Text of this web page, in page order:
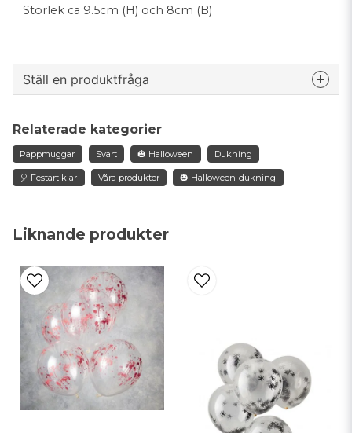
Liknande produkter
Storlek ca 9.5cm (H) och 8cm (B)
Ställ en produktfråga
Fråga oss något om denna produkten...
Mejladress
Ja, ni får publicera min fråga
Relaterade kategorier
Pappmuggar Svart 🎃 Halloween Dukning
🎈 Festartiklar Våra produkter 🎃 Halloween-dukning